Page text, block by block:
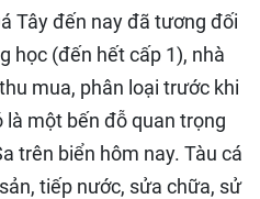
Tây đến nay đã tương đối
học (đến hết cấp 1), nhà
mua, phân loại trước khi
một bến đỗ quan trọng
trên biển hôm nay. Tàu cá
tiếp nước, sửa chữa, sử